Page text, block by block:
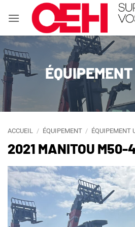
ACCUEIL / ÉQUIPEMENT / ÉQUIPEMENT
2021 MANITOU M50-